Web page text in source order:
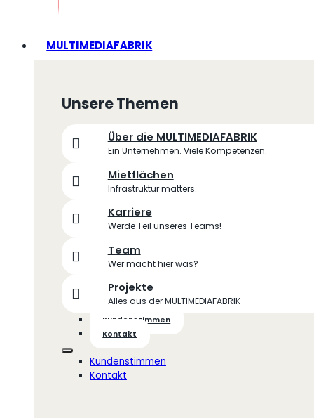
MULTIMEDIAFABRIK
Unsere Themen
Über die MULTIMEDIAFABRIK
Ein Unternehmen. Viele Kompetenzen.
Mietflächen
Infrastruktur matters.
Karriere
Werde Teil unseres Teams!
Team
Wer macht hier was?
Projekte
Alles aus der MULTIMEDIAFABRIK
Kundenstimmen
Kontakt
Kundenstimmen
Kontakt